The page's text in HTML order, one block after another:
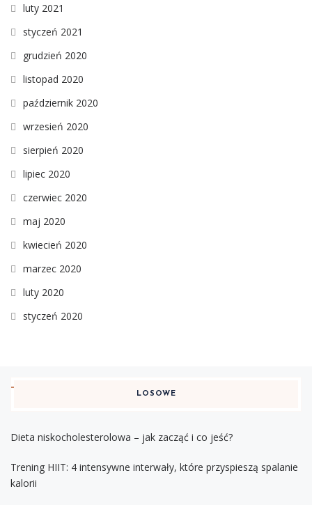
luty 2021
styczeń 2021
grudzień 2020
listopad 2020
październik 2020
wrzesień 2020
sierpień 2020
lipiec 2020
czerwiec 2020
maj 2020
kwiecień 2020
marzec 2020
luty 2020
styczeń 2020
LOSOWE
Dieta niskocholesterolowa – jak zacząć i co jeść?
Trening HIIT: 4 intensywne interwały, które przyspieszą spalanie
kalorii